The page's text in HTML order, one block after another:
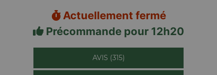
Actuellement fermé
Précommande pour 12h20
AVIS (315)